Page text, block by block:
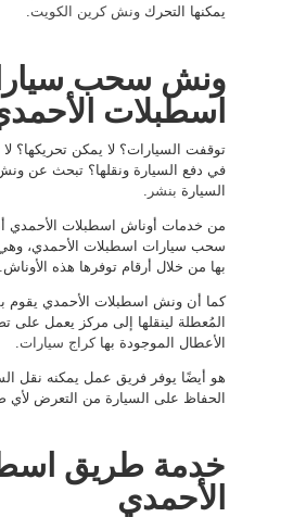
يمكنها التحرك ونش كرين الكويت
ونش سحب
اسطبلات
توقفت السيارات؟ لا يمكن تحريكها؟
في دفع السيارة ونقلها؟ تبحث عن
السيارة بنشر
من خدمات أوناش اسطبلات الأحمدي
سحب سيارات اسطبلات الأحمدي، وهي
بها من خلال أرقام توفرها هذه الأوناش.
كما أن ونش اسطبلات الأحمدي يقوم
المُعطلة لينقلها إلى مركز يعمل على
الأعطال الموجودة بهاكراج سيارات
هو أيضًا يوفر فريق عمل يمكنه نقل
الحفاظ على السيارة من التعرض لأي
خدمة طريق
الأحمدي